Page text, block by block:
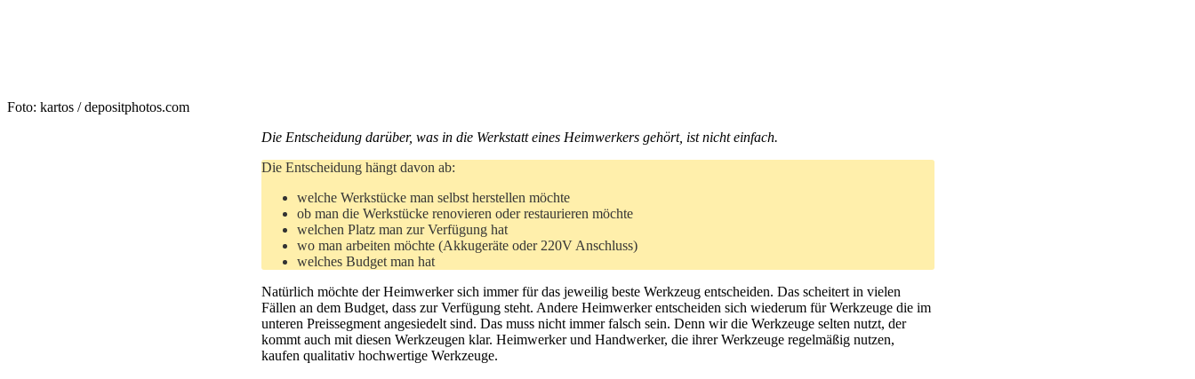
Foto: kartos / depositphotos.com
Die Entscheidung darüber, was in die Werkstatt eines Heimwerkers gehört, ist nicht einfach.
Die Entscheidung hängt davon ab:
welche Werkstücke man selbst herstellen möchte
ob man die Werkstücke renovieren oder restaurieren möchte
welchen Platz man zur Verfügung hat
wo man arbeiten möchte (Akkugeräte oder 220V Anschluss)
welches Budget man hat
Natürlich möchte der Heimwerker sich immer für das jeweilig beste Werkzeug entscheiden. Das scheitert in vielen
Fällen an dem Budget, dass zur Verfügung steht. Andere Heimwerker entscheiden sich wiederum für Werkzeuge die im
unteren Preissegment angesiedelt sind. Das muss nicht immer falsch sein. Denn wir die Werkzeuge selten nutzt, der
kommt auch mit diesen Werkzeugen klar. Heimwerker und Handwerker, die ihrer Werkzeuge regelmäßig nutzen,
kaufen qualitativ hochwertige Werkzeuge.